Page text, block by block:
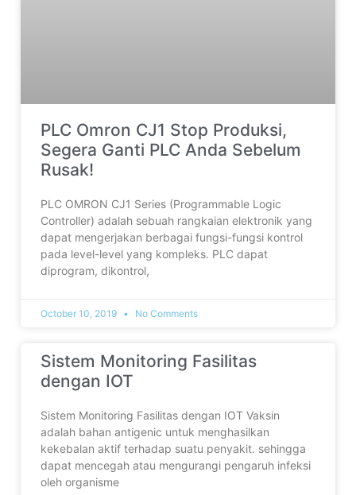
PLC Omron CJ1 Stop Produksi,
Segera Ganti PLC Anda Sebelum
Rusak!
PLC OMRON CJ1 Series (Programmable Logic
Controller) adalah sebuah rangkaian elektronik yang
dapat mengerjakan berbagai fungsi-fungsi kontrol
pada level-level yang kompleks. PLC dapat
diprogram, dikontrol,
October 10, 2019 No Comments
Sistem Monitoring Fasilitas
dengan IOT
Sistem Monitoring Fasilitas dengan IOT Vaksin
adalah bahan antigenic untuk menghasilkan
kekebalan aktif terhadap suatu penyakit. sehingga
dapat mencegah atau mengurangi pengaruh infeksi
oleh organisme